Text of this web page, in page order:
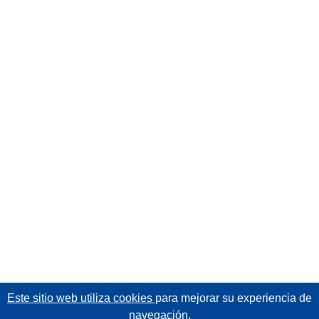
Este sitio web utiliza cookies para mejorar su experiencia de
navegación.